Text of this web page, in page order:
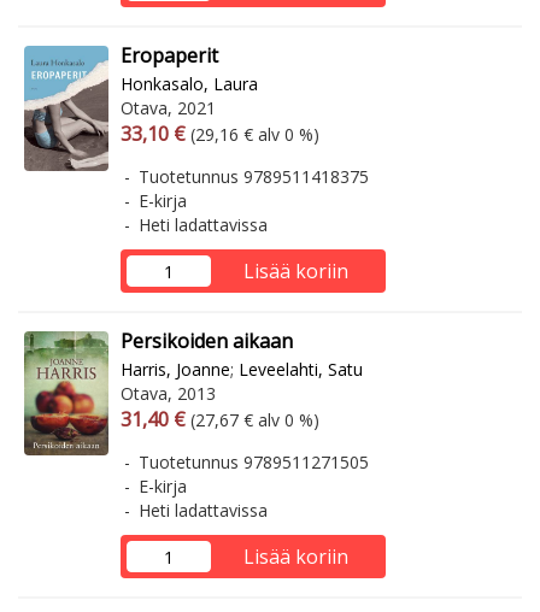
Eropaperit
Honkasalo, Laura
Otava, 2021
Arvonlisäverollinen hinta
33,10 € Arvonlisäveroton hinta
(29,16 € alv 0 %)
Tuotetunnus 9789511418375
E-kirja
Heti ladattavissa
Lisää koriin
Persikoiden aikaan
Harris, Joanne; Leveelahti, Satu
Otava, 2013
Arvonlisäverollinen hinta
31,40 € Arvonlisäveroton hinta
(27,67 € alv 0 %)
Tuotetunnus 9789511271505
E-kirja
Heti ladattavissa
Lisää koriin